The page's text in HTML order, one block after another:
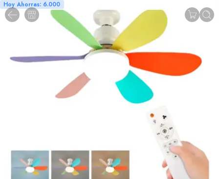
Hoy Ahorras: 6.000